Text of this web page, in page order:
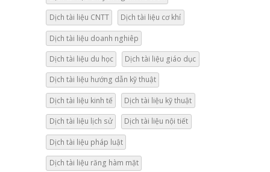
Dịch tài liệu CNTT Dịch tài liệu cơ khí
Dịch tài liệu doanh nghiêp
Dịch tài liệu du học Dịch tài liệu giáo dục
Dịch tài liệu hướng dẫn kỹ thuật
Dịch tài liệu kinh tế Dịch tài liệu kỹ thuật
Dịch tài liệu lịch sử Dịch tài liệu nội tiết
Dịch tài liệu pháp luật
Dịch tài liệu răng hàm mặt